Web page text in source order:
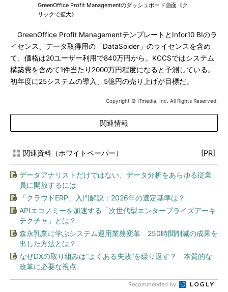
GreenOffice Profit Managementのダッシュボード画面《ク
リックで拡大》
GreenOffice Profit ManagementテンプレートとInfor10 BIのラ
イセンス、データ取得用の「DataSpider」のライセンスを含め
て、価格は20ユーザー利用で840万円から。KCCSではシステム
構築費を含めて1件当たり2000万円程度になると予測している。
初年度に25システムの導入、5億円の売り上げが目標だ。
Copyright © ITmedia, Inc. All Rights Reserved.
関連情報
関連資料（ホワイトペーパー） [PR]
データアナリストだけではない、データ分析をあらゆる従業
員に開放するには
「クラウドERP」入門解説：2026年の選定基準は？
APIエコノミーを加速する「次世代型エンタープライズアーキ
テクチャ」とは？
森永乳業に学ぶシステム運用業務変革 250時間削減の成果を
出した方法とは？
なぜDXの取り組みは“よくある失敗”を繰り返す？ 本質的な
改革に必要な視点
Recommended by